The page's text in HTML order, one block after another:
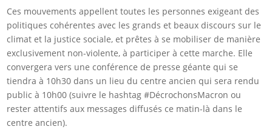
Ces mouvements appellent toutes les personnes exigeant des
politiques cohérentes avec les grands et beaux discours sur le
climat et la justice sociale, et prêtes à se mobiliser de manière
exclusivement non-violente, à participer à cette marche. Elle
convergera vers une conférence de presse géante qui se
tiendra à 10h30 dans un lieu du centre ancien qui sera rendu
public à 10h00 (suivre le hashtag #DécrochonsMacron ou
rester attentifs aux messages diffusés ce matin-là dans le
centre ancien).